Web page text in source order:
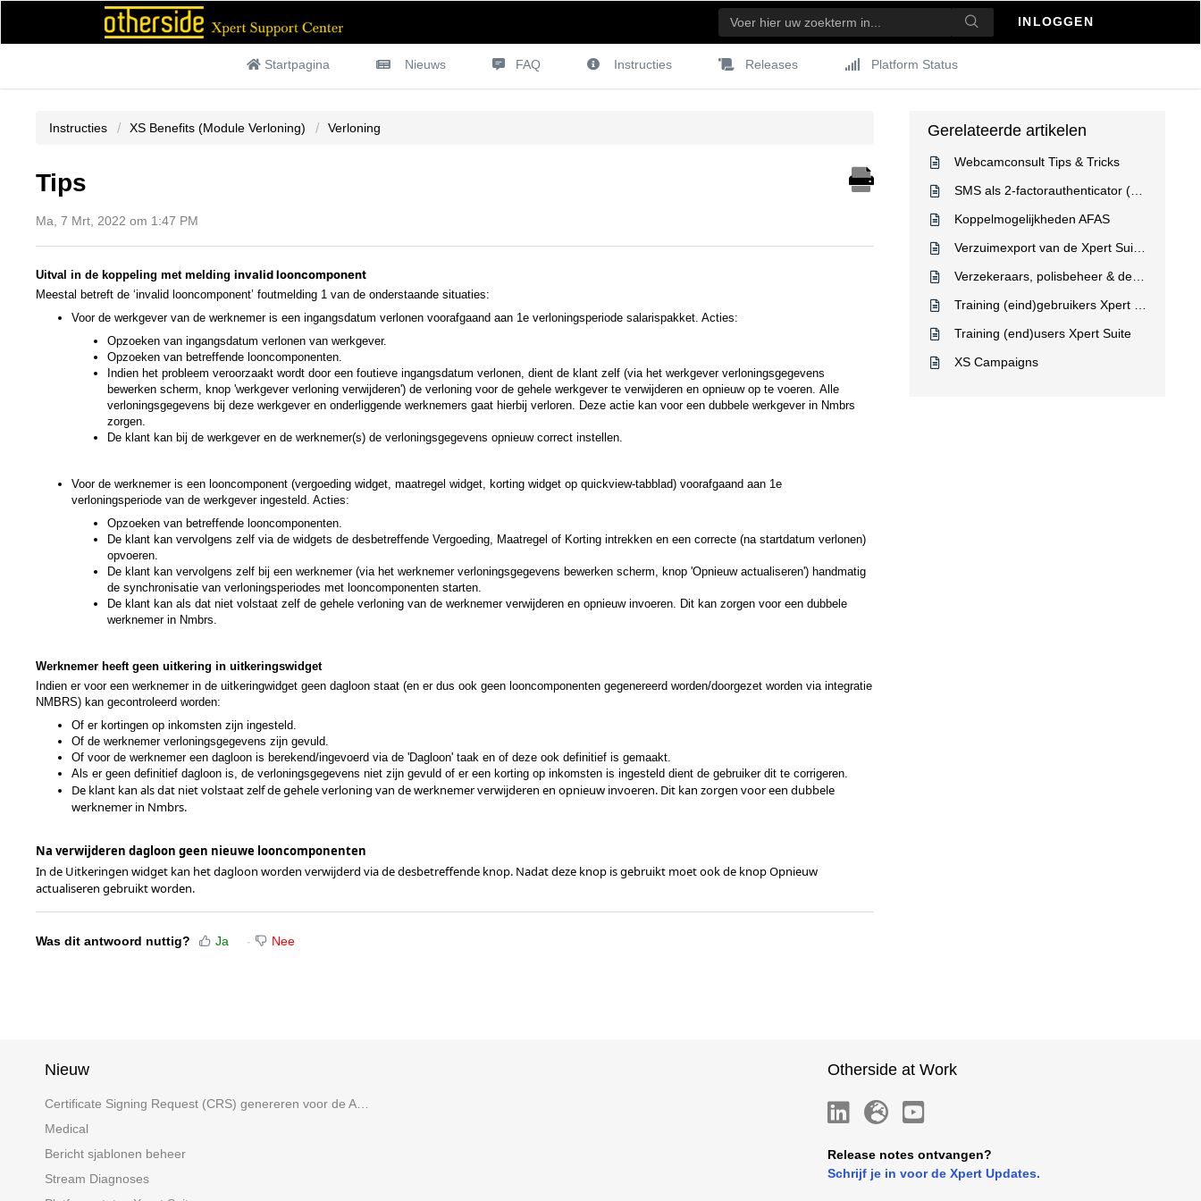
INLOGGEN
Startpagina Nieuws FAQ Instructies Releases Platform Status
Instructies XS Benefits (Module Verloning) Verloning
Tips
Ma, 7 Mrt, 2022 om 1:47 PM
Uitval in de koppeling met melding invalid looncomponent
Meestal betreft de ‘invalid looncomponent’ foutmelding 1 van de onderstaande situaties:
Voor de werkgever van de werknemer is een ingangsdatum verlonen voorafgaand aan 1e verloningsperiode salarispakket. Acties:
Opzoeken van ingangsdatum verlonen van werkgever.
Opzoeken van betreffende looncomponenten.
Indien het probleem veroorzaakt wordt door een foutieve ingangsdatum verlonen, dient de klant zelf (via het werkgever verloningsgegevens
bewerken scherm, knop 'werkgever verloning verwijderen') de verloning voor de gehele werkgever te verwijderen en opnieuw op te voeren. Alle
verloningsgegevens bij deze werkgever en onderliggende werknemers gaat hierbij verloren. Deze actie kan voor een dubbele werkgever in Nmbrs
zorgen.
De klant kan bij de werkgever en de werknemer(s) de verloningsgegevens opnieuw correct instellen.
Voor de werknemer is een looncomponent (vergoeding widget, maatregel widget, korting widget op quickview-tabblad) voorafgaand aan 1e
verloningsperiode van de werkgever ingesteld. Acties:
Opzoeken van betreffende looncomponenten.
De klant kan vervolgens zelf via de widgets de desbetreffende Vergoeding, Maatregel of Korting intrekken en een correcte (na startdatum verlonen)
opvoeren.
De klant kan vervolgens zelf bij een werknemer (via het werknemer verloningsgegevens bewerken scherm, knop 'Opnieuw actualiseren') handmatig
de synchronisatie van verloningsperiodes met looncomponenten starten.
De klant kan als dat niet volstaat zelf de gehele verloning van de werknemer verwijderen en opnieuw invoeren. Dit kan zorgen voor een dubbele
werknemer in Nmbrs.
Werknemer heeft geen uitkering in uitkeringswidget
Indien er voor een werknemer in de uitkeringwidget geen dagloon staat (en er dus ook geen looncomponenten gegenereerd worden/doorgezet worden via integratie
NMBRS) kan gecontroleerd worden:
Of er kortingen op inkomsten zijn ingesteld.
Of de werknemer verloningsgegevens zijn gevuld.
Of voor de werknemer een dagloon is berekend/ingevoerd via de 'Dagloon' taak en of deze ook definitief is gemaakt.
Als er geen definitief dagloon is, de verloningsgegevens niet zijn gevuld of er een korting op inkomsten is ingesteld dient de gebruiker dit te corrigeren.
De klant kan als dat niet volstaat zelf de gehele verloning van de werknemer verwijderen en opnieuw invoeren. Dit kan zorgen voor een dubbele
werknemer in Nmbrs.
Na verwijderen dagloon geen nieuwe looncomponenten
In de Uitkeringen widget kan het dagloon worden verwijderd via de desbetreffende knop. Nadat deze knop is gebruikt moet ook de knop Opnieuw
actualiseren gebruikt worden.
Was dit antwoord nuttig? Ja Nee
Gerelateerde artikelen
Webcamconsult Tips & Tricks
Koppelmogelijkheden AFAS
Training (end)users Xpert Suite
XS Campaigns
Nieuw
Medical
Bericht sjablonen beheer
Stream Diagnoses
Otherside at Work
Release notes ontvangen?
Schrijf je in voor de Xpert Updates.